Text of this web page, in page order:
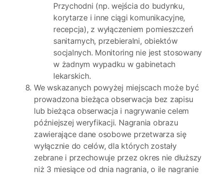
Przychodni (np. wejścia do budynku,
korytarze i inne ciągi komunikacyjne,
recepcja), z wyłączeniem pomieszczeń
sanitarnych, przebieralni, obiektów
socjalnych. Monitoring nie jest stosowany
w żadnym wypadku w gabinetach
lekarskich.
We wskazanych powyżej miejscach może być
prowadzona bieżąca obserwacja bez zapisu
lub bieżąca obserwacja i nagrywanie celem
późniejszej weryfikacji. Nagrania obrazu
zawierające dane osobowe przetwarza się
wyłącznie do celów, dla których zostały
zebrane i przechowuje przez okres nie dłuższy
niż 3 miesiące od dnia nagrania, o ile nagranie